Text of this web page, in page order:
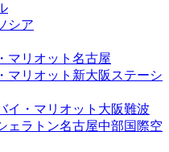
シア
マリオット名古屋
マリオット新大阪ステーシ
イ・マリオット大阪難波
ェラトン名古屋中部国際空